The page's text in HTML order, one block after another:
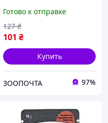
малых пород с
чувствительным
пищеварением с
ягненком 140 гр
Готово к отправке
101 ₴
127 ₴
Купить
ЗООПОЧТА 97%